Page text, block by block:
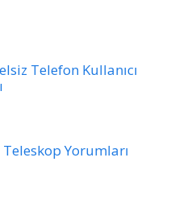
Telefon Kullanıcı
Yorumları